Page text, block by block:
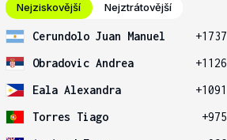
Nejziskovější Nejztrátovější
Cerundolo Juan Manuel
+1737
Obradovic Andrea
+1126
Eala Alexandra
+1091
Torres Tiago
+975